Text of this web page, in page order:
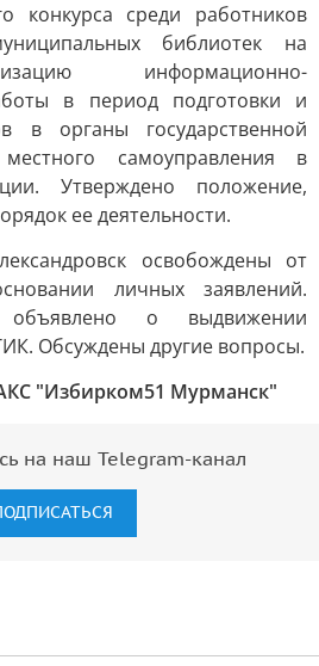
конкурса среди работников
библиотек на
информационно-
в период подготовки и
в органы государственной
самоуправления в
Утверждено положение,
ее деятельности.
освобождены от
личных заявлений.
объявлено о выдвижении
Обсуждены другие вопросы.
"Избирком51 Мурманск"
на наш Telegram-канал